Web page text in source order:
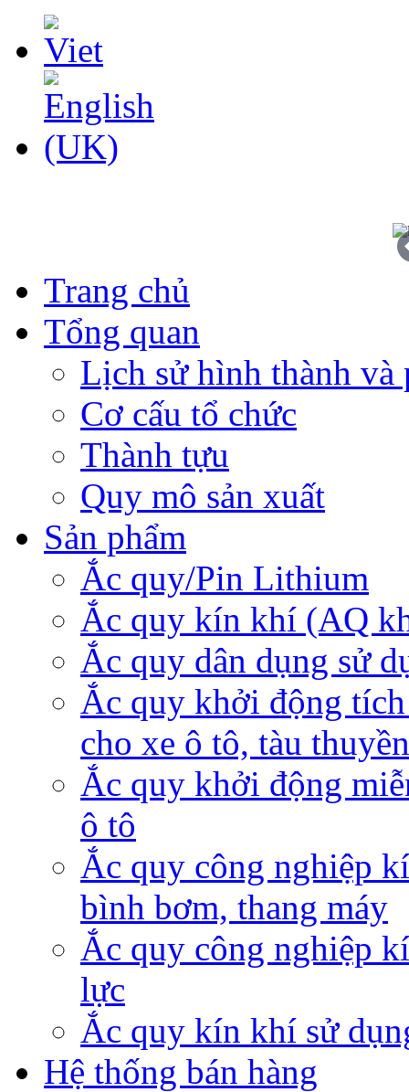
Trang chủ
Tổng quan
Lịch sử hình thành và
Cơ cấu tổ chức
Thành tựu
Quy mô sản xuất
Sản phẩm
Ắc quy/Pin Lithium
Ắc quy kín khí (AQ
Ắc quy dân dụng sử
Ắc quy khởi động
cho xe ô tô, tàu thuyền
Ắc quy khởi động
ô tô
Ắc quy công nghiệp
bình bơm, thang máy
Ắc quy công nghiệp
lực
Ắc quy kín khí sử
Hệ thống bán hàng